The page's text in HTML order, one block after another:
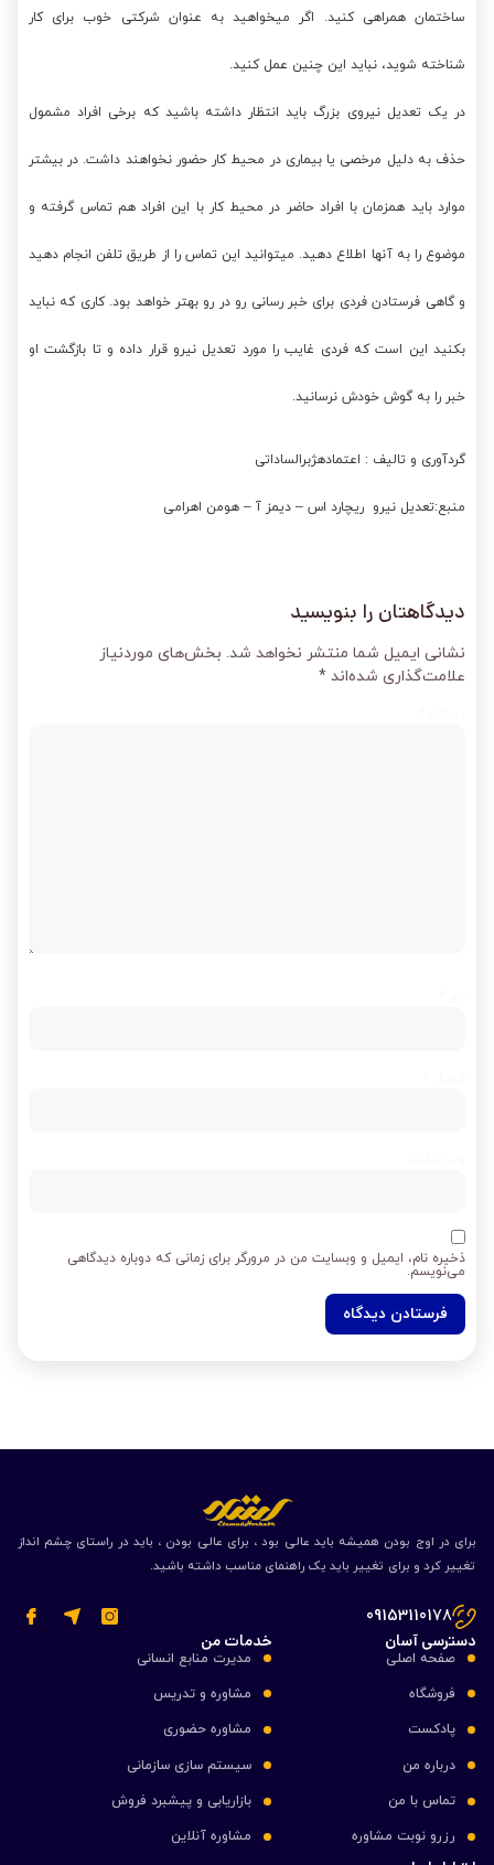
ساختمان همراهی کنید. اگر میخواهید به عنوان شرکتی خوب برای کار
شناخته شوید، نباید این چنین عمل کنید.
در یک تعدیل نیروی بزرگ باید انتظار داشته باشید که برخی افراد مشمول
حذف به دلیل مرخصی یا بیماری در محیط کار حضور نخواهند داشت. در بیشتر
موارد باید همزمان با افراد حاضر در محیط کار با این افراد هم تماس گرفته و
موضوع را به آنها اطلاع دهید. میتوانید این تماس را از طریق تلفن انجام دهید
و گاهی فرستادن فردی برای خبر رسانی رو در رو بهتر خواهد بود. کاری که نباید
بکنید این است که فردی غایب را مورد تعدیل نیرو قرار داده و تا بازگشت او
خبر را به گوش خودش نرسانید.
گردآوری و تالیف : اعتمادهژبرالساداتی
منبع:تعدیل نیرو ریچارد اس – دیمز آ – هومن اهرامی
دیدگاهتان را بنویسید
نشانی ایمیل شما منتشر نخواهد شد. بخش‌های موردنیاز
علامت‌گذاری شده‌اند *
ذخیره نام، ایمیل و وبسایت من در مرورگر برای زمانی که دوباره دیدگاهی
می‌نویسم.
برای در اوج بودن همیشه باید عالی بود ، برای عالی بودن ، باید در راستای چشم انداز
تغییر کرد و برای تغییر باید یک راهنمای مناسب داشته باشید.
09153110178
دسترسی آسان
صفحه اصلی
فروشگاه
پادکست
درباره من
تماس با من
رزرو نوبت مشاوره
خدمات من
مدیرت منابع انسانی
مشاوره و تدریس
مشاوره حضوری
سیستم سازی سازمانی
بازاریابی و پیشبرد فروش
مشاوره آنلاین